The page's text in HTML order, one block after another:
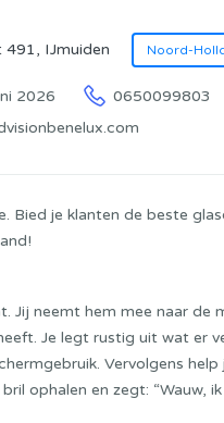
491, IJmuiden Noord-
2026
0650099803
Bied je klanten de beste
Jij neemt hem mee naar
Je legt rustig uit wat er
Vervolgens help
ophalen en zegt: “Wauw,